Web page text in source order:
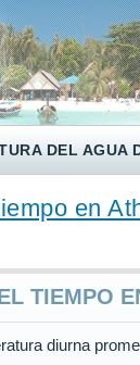
DEL AGUA
en
TIEMPO
diurna